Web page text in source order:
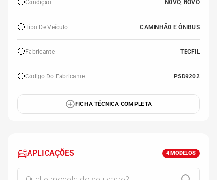
🔴Condição NOVO, NOVO
🔴Tipo De Veículo CAMINHÃO E ÔNIBUS
🔴 Fabricante TECFIL
🔴Código Do Fabricante PSD9202
FICHA TÉCNICA COMPLETA
APLICAÇÕES 4 MODELOS